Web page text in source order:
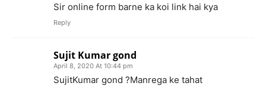
Sir online form barne ka koi link hai kya
Reply
Sujit Kumar gond
April 8, 2020 At 10:44 pm
SujitKumar gond ?Manrega ke tahat